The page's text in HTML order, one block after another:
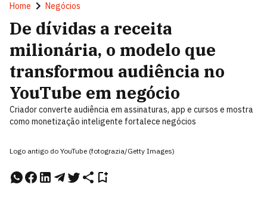
Home Negócios
De dívidas a receita
milionária, o modelo que
transformou audiência no
YouTube em negócio
Criador converte audiência em assinaturas, app e cursos e mostra
como monetização inteligente fortalece negócios
Logo antigo do YouTube (fotograzia/Getty Images)